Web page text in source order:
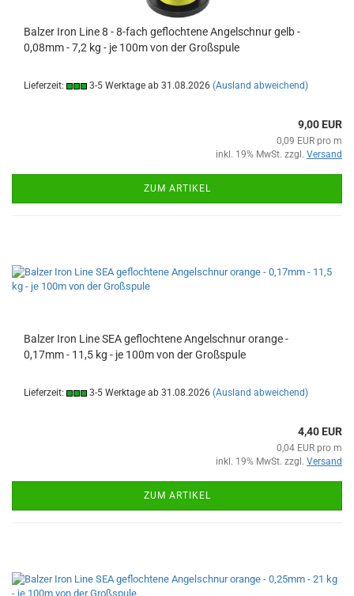
Balzer Iron Line 8 - 8-fach geflochtene Angelschnur gelb -
0,08mm - 7,2 kg - je 100m von der Großspule
Lieferzeit: 3-5 Werktage ab 31.08.2026 (Ausland abweichend)
9,00 EUR
0,09 EUR pro m
inkl. 19% MwSt. zzgl. Versand
ZUM ARTIKEL
Balzer Iron Line SEA geflochtene Angelschnur orange -
0,17mm - 11,5 kg - je 100m von der Großspule
Lieferzeit: 3-5 Werktage ab 31.08.2026 (Ausland abweichend)
4,40 EUR
0,04 EUR pro m
inkl. 19% MwSt. zzgl. Versand
ZUM ARTIKEL